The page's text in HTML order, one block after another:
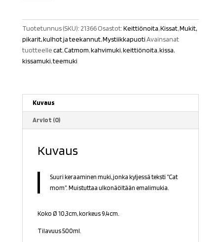
Tuotetunnus (SKU): 21366 Osastot:Keittiönoita,Kissat,Mukit,
pikarit, kulhot ja teekannut,MystiikkapuotiAvainsanat
tuotteellecat,Catmom,kahvimuki,keittiönoita,kissa,
kissamuki,teemuki
Kuvaus
Arviot (0)
Kuvaus
Suuri keraaminen muki, jonka kyljessä teksti ”Cat
mom”. Muistuttaa ulkonäöltään emalimukia.
Koko Ø 10,3cm, korkeus 9,4cm.
Tilavuus 500ml.